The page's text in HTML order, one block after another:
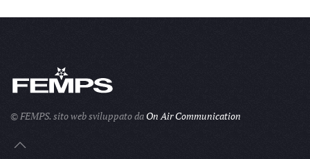
© FEMPS.sito web sviluppato da On Air Communication